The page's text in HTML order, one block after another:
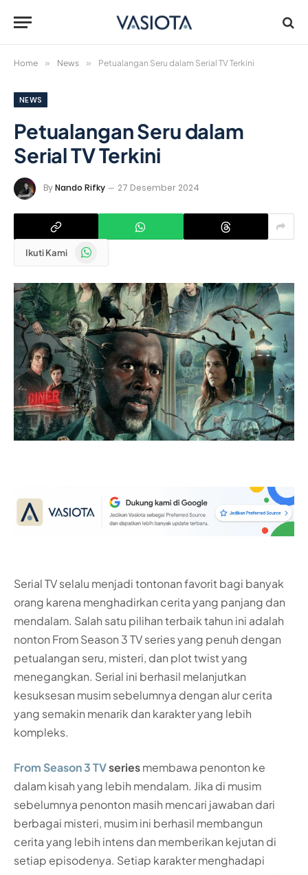
Home » News » Petualangan Seru dalam Serial TV Terkini
NEWS
Petualangan Seru dalam
Serial TV Terkini
ByNando Rifky 27 Desember 2024
Ikuti Kami WhatsApp
Serial TV selalu menjadi tontonan favorit bagi banyak
orang karena menghadirkan cerita yang panjang dan
mendalam. Salah satu pilihan terbaik tahun ini adalah
nonton From Season 3 TV series yang penuh dengan
petualangan seru, misteri, dan plot twist yang
menegangkan. Serial ini berhasil melanjutkan
kesuksesan musim sebelumnya dengan alur cerita
yang semakin menarik dan karakter yang lebih
kompleks.
From Season 3 TVseriesmembawa penonton ke
dalam kisah yang lebih mendalam. Jika di musim
sebelumnya penonton masih mencari jawaban dari
berbagai misteri, musim ini berhasil membangun
cerita yang lebih intens dan memberikan kejutan di
setiap episodenya. Setiap karakter menghadapi